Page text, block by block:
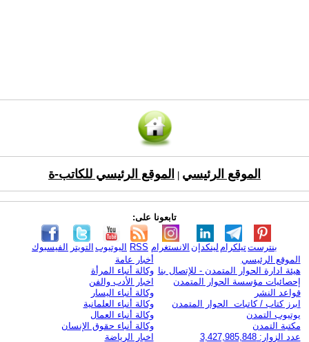
الموقع الرئيسي الموقع الرئيسي للكاتب-ة
تابعونا على:
الفيسبوك التويتر اليوتيوب RSS الانستغرام لينكدإن تيلكرامبنترست
الموقع الرئيسي
هيئة ادارة الحوار المتمدن - للإتصال بنا
إحصائيات مؤسسة الحوار المتمدن
قواعد النشر
ابرز كتاب / كاتبات الحوار المتمدن
يوتيوب التمدن
مكتبة التمدن
عدد الزوار: 3,427,985,848
أخبار عامة
وكالة أنباء المرأة
اخبار الأدب والفن
وكالة أنباء اليسار
وكالة أنباء العلمانية
وكالة أنباء العمال
وكالة أنباء حقوق الإنسان
اخبار الرياضة